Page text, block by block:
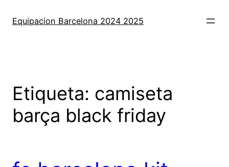
Equipacion Barcelona 2024 2025
Etiqueta: camiseta
barça black friday